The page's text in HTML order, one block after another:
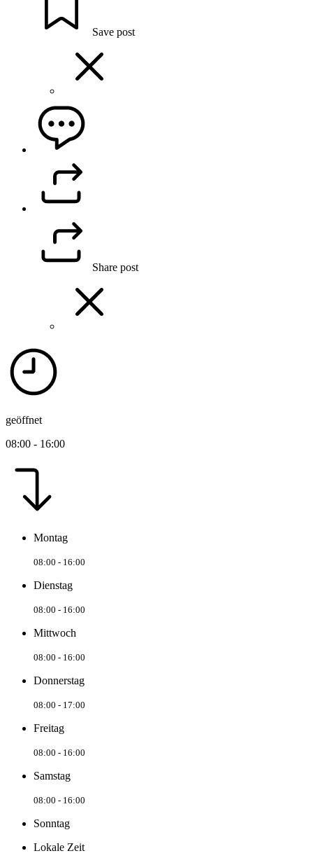
Save post
Share post
geöffnet
08:00 - 16:00
Montag
08:00 - 16:00
Dienstag
08:00 - 16:00
Mittwoch
08:00 - 16:00
Donnerstag
08:00 - 17:00
Freitag
08:00 - 16:00
Samstag
08:00 - 16:00
Sonntag
Lokale Zeit